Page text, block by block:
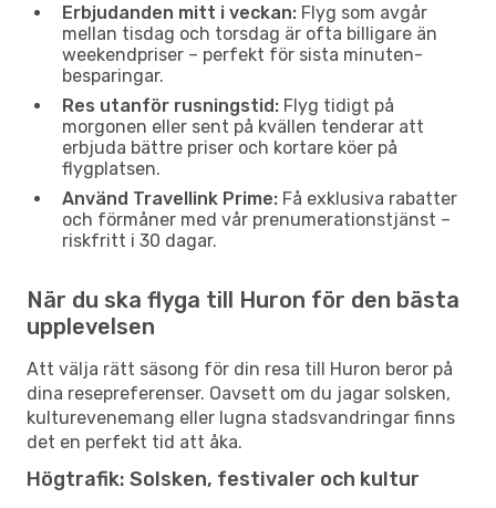
Erbjudanden mitt i veckan: Flyg som avgår
mellan tisdag och torsdag är ofta billigare än
weekendpriser – perfekt för sista minuten-
besparingar.
Res utanför rusningstid: Flyg tidigt på
morgonen eller sent på kvällen tenderar att
erbjuda bättre priser och kortare köer på
flygplatsen.
Använd Travellink Prime: Få exklusiva rabatter
och förmåner med vår prenumerationstjänst –
riskfritt i 30 dagar.
När du ska flyga till Huron för den bästa
upplevelsen
Att välja rätt säsong för din resa till Huron beror på
dina resepreferenser. Oavsett om du jagar solsken,
kulturevenemang eller lugna stadsvandringar finns
det en perfekt tid att åka.
Högtrafik: Solsken, festivaler och kultur